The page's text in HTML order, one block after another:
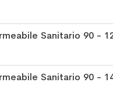
Sanitario 90 -
Sanitario 90 -